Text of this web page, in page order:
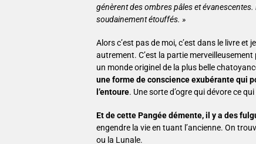
génèrent des ombres pâles et
soudainement étouffés. »
Alors c’est pas de moi, c’est dans le livre
autrement. C’est la partie
un monde originel de la plus belle
une forme de conscience exubérante qui
l’entoure. Une sorte d’ogre qui dévore ce
Et de cette Pangée démente, il y a des
engendre la vie en tuant l’ancienne. On
ou la Lunale.